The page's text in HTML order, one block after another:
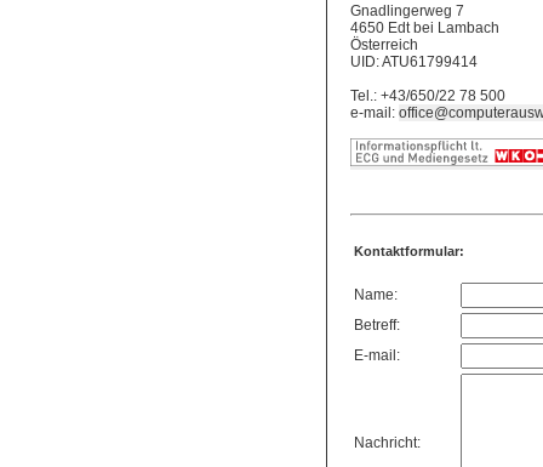
Gnadlingerweg 7
4650 Edt bei Lambach
Österreich
UID: ATU61799414
Tel.: +43/650/22 78 500
e-mail:
Kontaktformular:
Name:
Betreff:
E-mail:
Nachricht: